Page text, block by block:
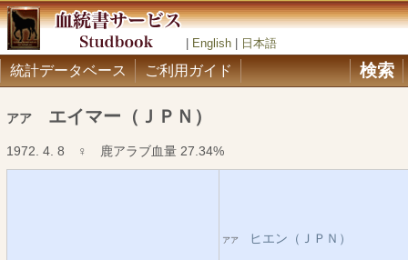
English 日本語
統計データベース ご利用ガイド 検索
アア エイマー（ＪＰＮ）
1972. 4. 8 ♀ 鹿アラブ血量 27.34%
アア ヒエン（ＪＰＮ）